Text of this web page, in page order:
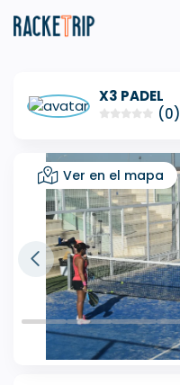
X3 PADEL
(0)
Ver en el mapa